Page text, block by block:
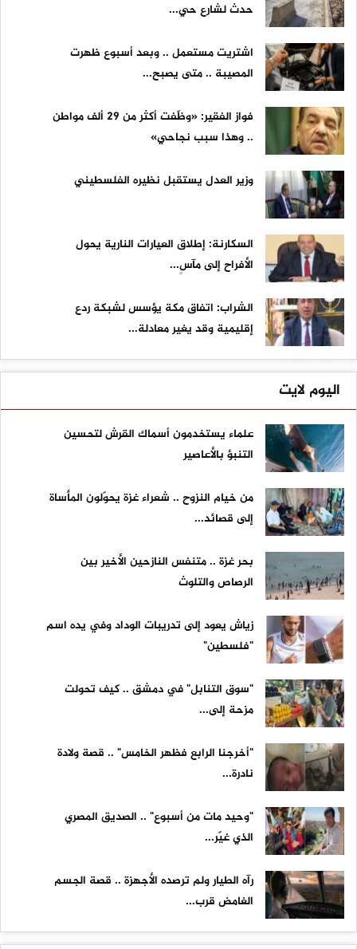
حدث لشارع حي...
اشتريت مستعمل .. وبعد أسبوع ظهرت
المصيبة .. متى يصبح...
فواز الفقير: «وظّفت أكثر من 29 ألف مواطن
.. وهذا سبب نجاحي»
وزير العدل يستقبل نظيره الفلسطيني
السكارنة: إطلاق العيارات النارية يحول
الأفراح إلى مآسٍ...
الشراب: اتفاق مكة يؤسس لشبكة ردع
إقليمية وقد يغير معادلة...
اليوم لايت
علماء يستخدمون أسماك القرش لتحسين
التنبؤ بالأعاصير
من خيام النزوح .. شعراء غزة يحوّلون المأساة
إلى قصائد...
بحر غزة .. متنفس النازحين الأخير بين
الرصاص والتلوث
زياش يعود إلى تدريبات الوداد وفي يده اسم
"فلسطين"
"سوق التنابل" في دمشق .. كيف تحولت
مزحة إلى...
"أخرجنا الرابع فظهر الخامس" .. قصة ولادة
نادرة...
"وحيد مات من أسبوع" .. الصديق المصري
الذي غيّر...
رآه الطيار ولم ترصده الأجهزة .. قصة الجسم
الغامض قرب...